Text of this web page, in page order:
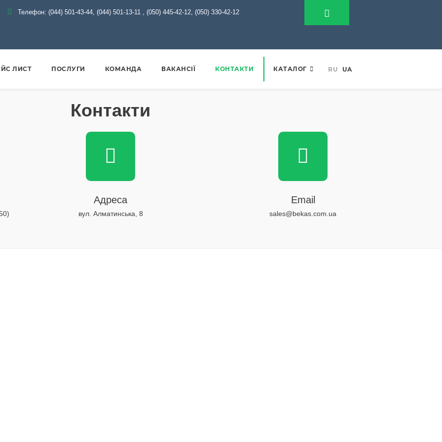
Телефон: (044) 501-43-44, (044) 501-13-11 , (050) 445-42-12, (050) 330-42-12
ЛИСТ ПОСЛУГИ КОМАНДА ВАКАНСІЇ КОНТАКТИ КАТАЛОГ RU UA
Контакти
Адреса
вул. Алматинська, 8
Email
sales@bekas.com.ua